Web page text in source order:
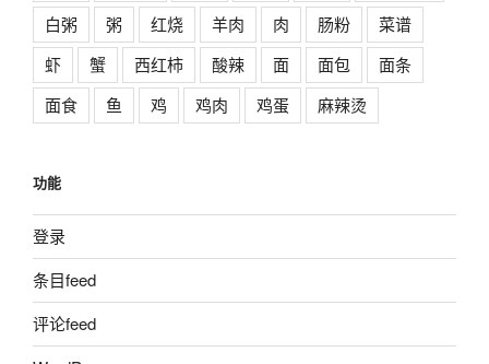
白粥
粥 红烧 羊肉 肉 肠粉
菜谱
虾
蟹 西红柿 酸辣 面 面包
面条
面食
鱼 鸡 鸡肉 鸡蛋 麻辣烫
功能
登录
条目feed
评论feed